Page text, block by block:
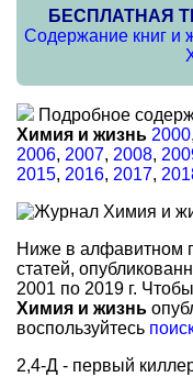
БЕСПЛАТНАЯ
Содержание книг и
Подробное
Химия и жизнь 2000,
2006, 2007, 2008,
2015, 2016, 2017,
Ниже в алфавитном
статей,
2001 по 2019 г.
Химия и жизнь
воспользуйтесь
2,4-Д - первый